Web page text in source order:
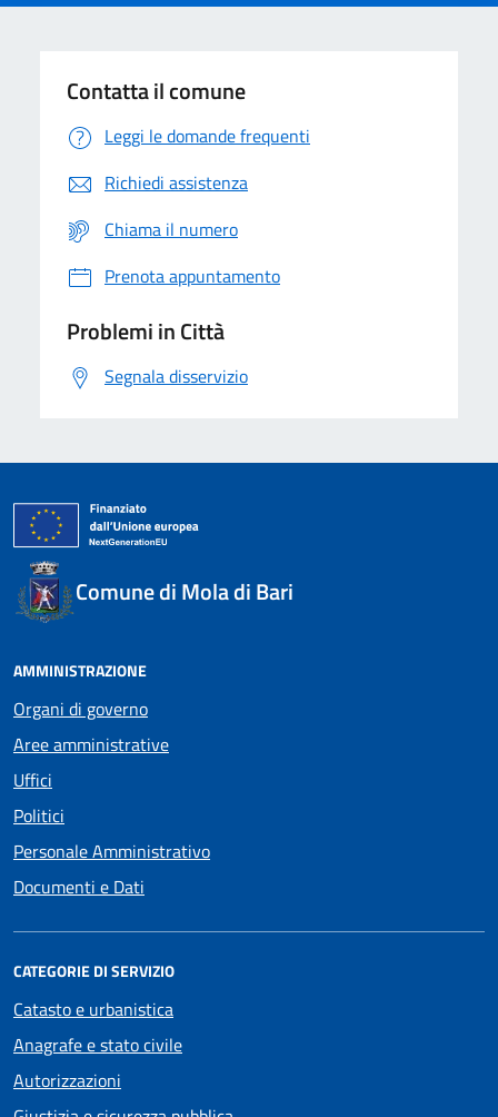
Contatta il comune
Leggi le domande frequenti
Richiedi assistenza
Chiama il numero
Prenota appuntamento
Problemi in Città
Segnala disservizio
Comune di Mola di Bari
AMMINISTRAZIONE
Organi di governo
Aree amministrative
Uffici
Politici
Personale Amministrativo
Documenti e Dati
CATEGORIE DI SERVIZIO
Catasto e urbanistica
Anagrafe e stato civile
Autorizzazioni